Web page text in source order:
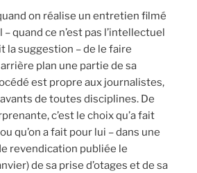
on réalise un entretien filmé
quand ce n’est pas l’intellectuel
la suggestion – de le faire
plan une partie de sa
est propre aux journalistes,
de toutes disciplines. De
c’est le choix qu’a fait
qu’on a fait pour lui – dans une
revendication publiée le
de sa prise d’otages et de sa